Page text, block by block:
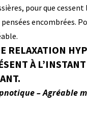
pour que cessent
encombrées.
RELAXATION
À
– Agréable